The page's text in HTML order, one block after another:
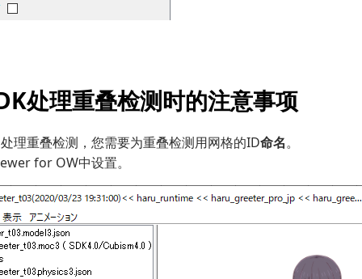
处理重叠检测时的注意事项
理重叠检测，您需要为重叠检测用网格的ID命名。
for OW中设置。